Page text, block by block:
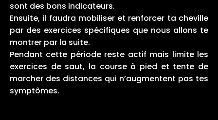
sont des bons indicateurs.
Ensuite, il faudra mobiliser et renforcer ta cheville
par des exercices spécifiques que nous allons te
montrer par la suite.
Pendant cette période reste actif mais limite les
exercices de saut, la course à pied et tente de
marcher des distances qui n’augmentent pas tes
symptômes.